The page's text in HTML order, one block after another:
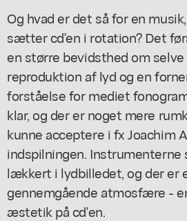
Og hvad er det så for en
sætter cd'en i rotation? Det
en større bevidsthed om
reproduktion af lyd og en
forståelse for mediet
klar, og der er noget mere
kunne acceptere i fx Joachim
indspilningen.
lækkert i lydbilledet, og der er
gennemgående atmosfære -
æstetik på cd'en.